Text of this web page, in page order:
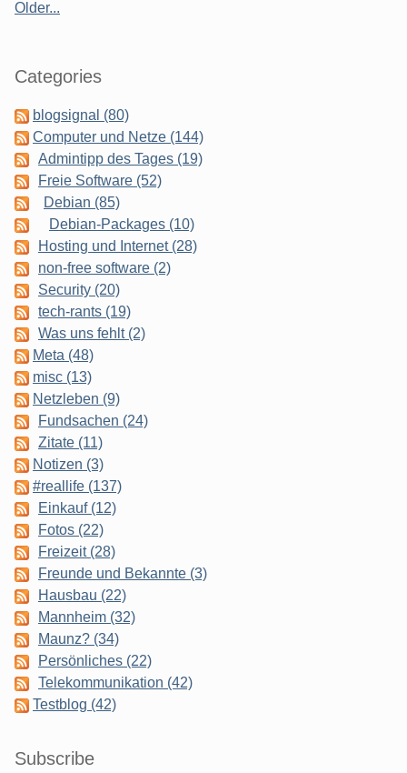
Older...
Categories
blogsignal (80)
Computer und Netze (144)
Admintipp des Tages (19)
Freie Software (52)
Debian (85)
Debian-Packages (10)
Hosting und Internet (28)
non-free software (2)
Security (20)
tech-rants (19)
Was uns fehlt (2)
Meta (48)
misc (13)
Netzleben (9)
Fundsachen (24)
Zitate (11)
Notizen (3)
#reallife (137)
Einkauf (12)
Fotos (22)
Freizeit (28)
Freunde und Bekannte (3)
Hausbau (22)
Mannheim (32)
Maunz? (34)
Persönliches (22)
Telekommunikation (42)
Testblog (42)
Subscribe